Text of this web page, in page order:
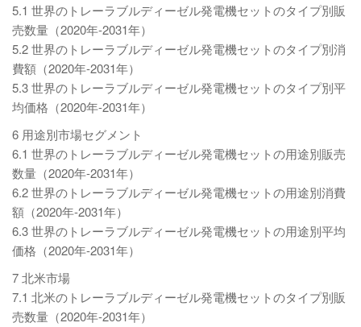
5.1 世界のトレーラブルディーゼル発電機セットのタイプ別販
売数量（2020年-2031年）
5.2 世界のトレーラブルディーゼル発電機セットのタイプ別消
費額（2020年-2031年）
5.3 世界のトレーラブルディーゼル発電機セットのタイプ別平
均価格（2020年-2031年）
6 用途別市場セグメント
6.1 世界のトレーラブルディーゼル発電機セットの用途別販売
数量（2020年-2031年）
6.2 世界のトレーラブルディーゼル発電機セットの用途別消費
額（2020年-2031年）
6.3 世界のトレーラブルディーゼル発電機セットの用途別平均
価格（2020年-2031年）
7 北米市場
7.1 北米のトレーラブルディーゼル発電機セットのタイプ別販
売数量（2020年-2031年）